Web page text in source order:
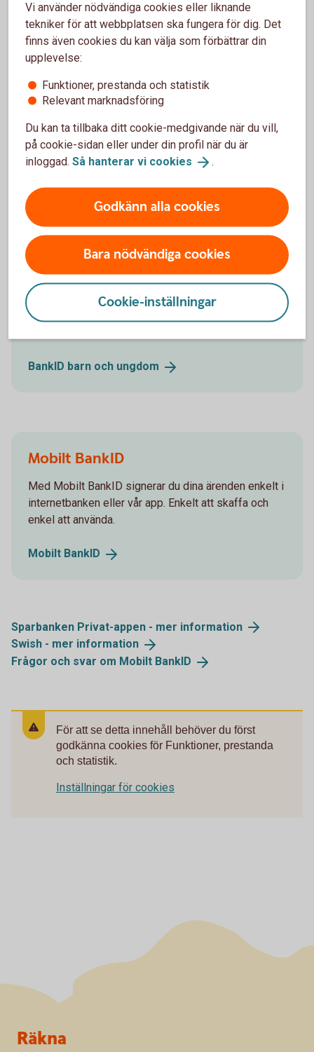
Spärra gammalt Mobilt BankID
Om du har blivit av med en enhet med Mobilt BankID
behöver du spärra det så fort du kan.
gamla som du inte längre använder ska du också
spärra det.
Spärrhjälp
BankID barn och ungdom
Det finns två varianter av BankID för barn och unga,
BankID barn och ungdom
Mobilt BankID
Med Mobilt BankID signerar du dina ärenden enkelt i
internetbanken eller vår app. Enkelt att skaffa och
enkel att använda.
Mobilt BankID
Sparbanken Privat-appen - mer information
Swish - mer information
Frågor och svar om Mobilt BankID
För att se detta innehåll behöver du först
godkänna cookies för Funktioner, prestanda
och statistik.
Inställningar för cookies
Vi använder nödvändiga cookies eller liknande
tekniker för att webbplatsen ska fungera för dig. Det
finns även cookies du kan välja som förbättrar din
upplevelse:
Funktioner, prestanda och statistik
Relevant marknadsföring
Du kan ta tillbaka ditt cookie-medgivande när du vill,
på cookie-sidan eller under din profil när du är
inloggad. Så hanterar vi cookies .
Godkänn alla cookies
Bara nödvändiga cookies
Cookie-inställningar
Sidfot
Räkna